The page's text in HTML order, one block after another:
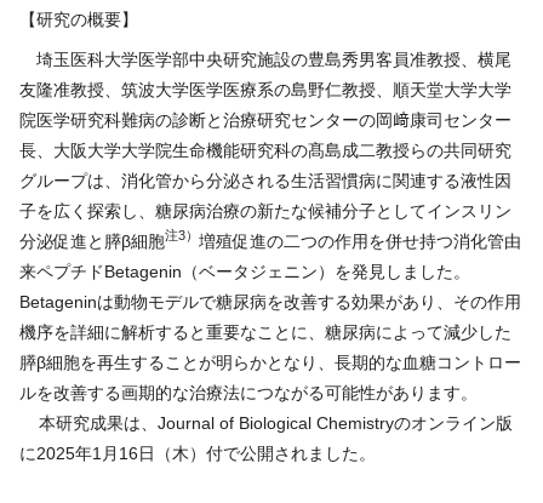
【研究の概要】
埼玉医科大学医学部中央研究施設の豊島秀男客員准教授、横尾
友隆准教授、筑波大学医学医療系の島野仁教授、順天堂大学大学
院医学研究科難病の診断と治療研究センターの岡﨑康司センター
長、大阪大学大学院生命機能研究科の髙島成二教授らの共同研究
グループは、消化管から分泌される生活習慣病に関連する液性因
子を広く探索し、糖尿病治療の新たな候補分子としてインスリン
分泌促進と膵β細胞注3） 増殖促進の二つの作用を併せ持つ消化管由
来ペプチドBetagenin（ベータジェニン）を発見しました。
Betageninは動物モデルで糖尿病を改善する効果があり、その作用
機序を詳細に解析すると重要なことに、糖尿病によって減少した
膵β細胞を再生することが明らかとなり、長期的な血糖コントロー
ルを改善する画期的な治療法につながる可能性があります。
本研究成果は、Journal of Biological Chemistryのオンライン版
に2025年1月16日（木）付で公開されました。